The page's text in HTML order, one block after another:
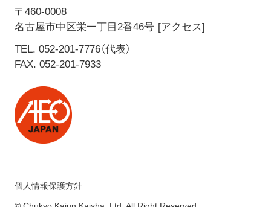
〒460-0008
名古屋市中区栄一丁目2番46号 [アクセス]
TEL. 052-201-7776（代表）
FAX. 052-201-7933
個人情報保護方針